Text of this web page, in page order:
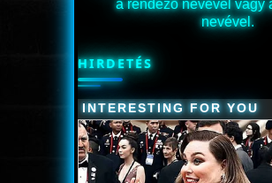
a rendező nevével vagy
nevével.
HIRDETÉS